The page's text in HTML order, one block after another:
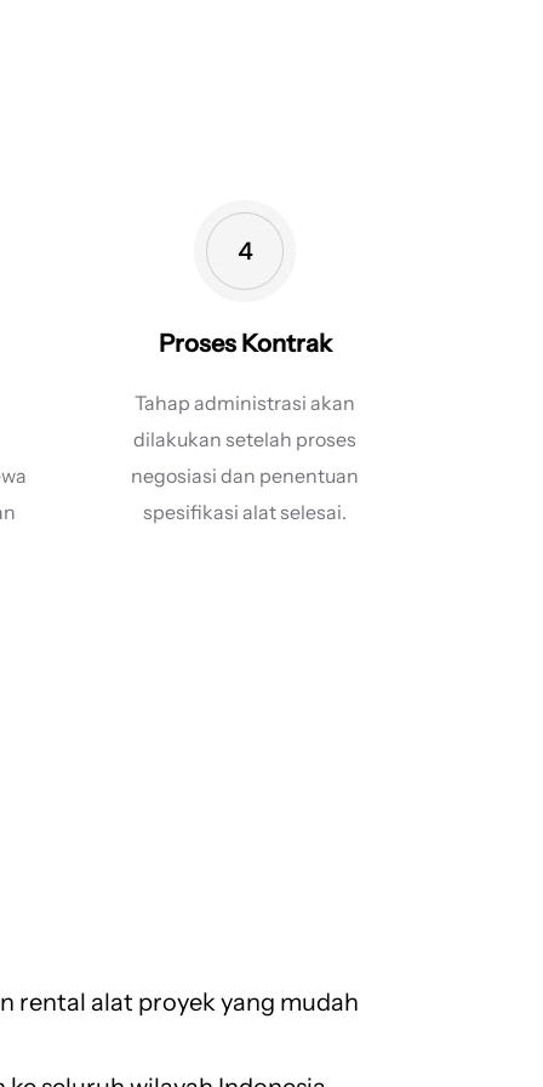
Proses Kontrak
Tahap administrasi akan
dilakukan setelah proses
negosiasi dan penentuan
spesifikasi alat selesai.
rental alat proyek yang mudah